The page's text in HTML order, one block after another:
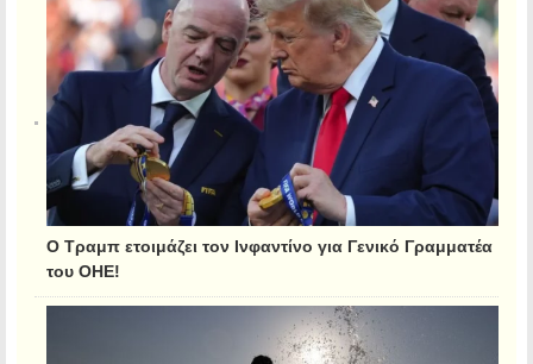
Ο Τραμπ ετοιμάζει τον Ινφαντίνο για Γενικό Γραμματέα
του ΟΗΕ!